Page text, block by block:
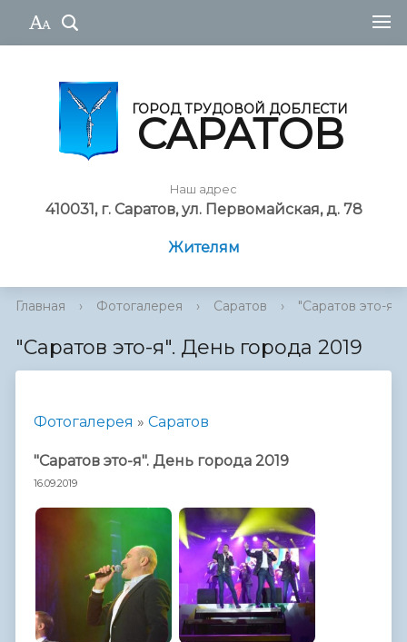
ГОРОД ТРУДОВОЙ ДОБЛЕСТИ
САРАТОВ
Наш адрес
410031, г. Саратов, ул. Первомайская, д. 78
Жителям
Главная › Фотогалерея › Саратов › "Саратов это-я".
"Саратов это-я". День города 2019
Фотогалерея » Саратов
"Саратов это-я". День города 2019
16.09.2019